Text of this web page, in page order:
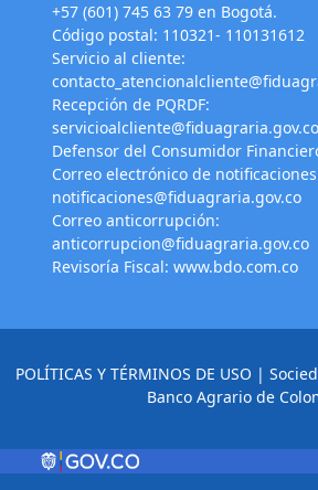
+57 (601) 745 63 79 en Bogotá.
Código postal: 110321- 110131612
Servicio al cliente:
Recepción de PQRDF:
servicioalcliente@fiduagraria.gov.co
Defensor del Consumidor
Correo electrónico de
notificaciones@fiduagraria.gov.co
Correo anticorrupción:
anticorrupcion@fiduagraria.gov.co
Revisoría Fiscal: www.bdo.com.co
POLÍTICAS Y TÉRMINOS DE USO |
Banco Agrario de